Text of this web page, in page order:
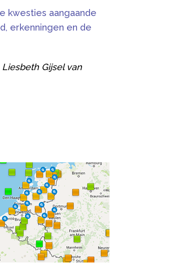
kwesties aangaande
erkenningen en de
Gijsel van